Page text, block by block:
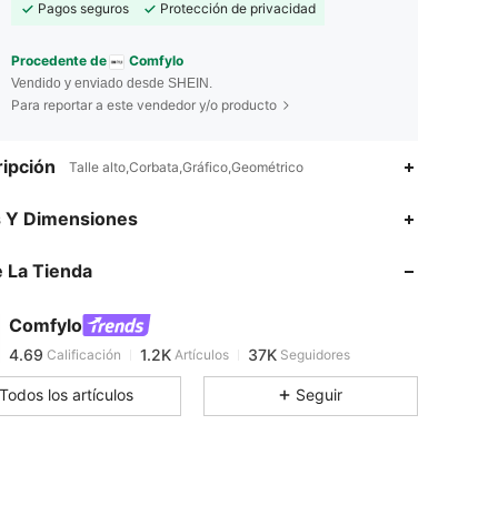
Pagos seguros
Protección de privacidad
Procedente de Comfylo
Vendido y enviado desde SHEIN.
Para reportar a este vendedor y/o producto
Talle alto,Corbata,Gráfico,Geométrico
Y Dimensiones
La Tienda
Comfylo
4.69
4.69
4.69 Calificación 1.2K Artículos 37K Seguidores
4.69 1.2K 37K
Todos los artículos Seguir